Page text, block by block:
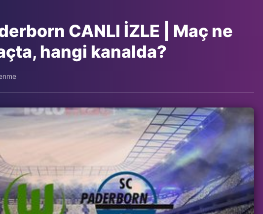
CANLI İZLE | Maç ne
hangi kanalda?